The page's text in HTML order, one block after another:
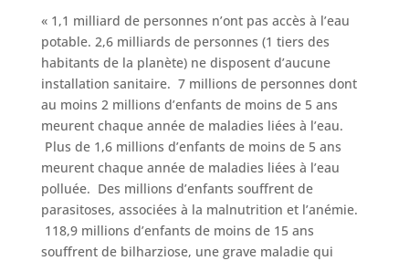
« 1,1 milliard de personnes n’ont pas accès à l’eau
potable. 2,6 milliards de personnes (1 tiers des
habitants de la planète) ne disposent d’aucune
installation sanitaire. 7 millions de personnes dont
au moins 2 millions d’enfants de moins de 5 ans
meurent chaque année de maladies liées à l’eau.
Plus de 1,6 millions d’enfants de moins de 5 ans
meurent chaque année de maladies liées à l’eau
polluée. Des millions d’enfants souffrent de
parasitoses, associées à la malnutrition et l’anémie.
118,9 millions d’enfants de moins de 15 ans
souffrent de bilharziose, une grave maladie qui